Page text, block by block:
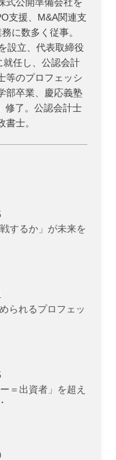
式公開準備会社を
支援、M&A関連支
に数多く従事。
設立、代表取締役
任し、公認会計
等のプロフェッシ
部卒業、慶応義塾
修了。公認会計士
士。
戦するか」が未来を
られるプロフェッ
＝出資者」を超え